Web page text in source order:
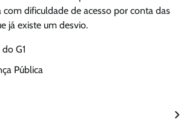
com dificuldade de acesso por conta das
já existe um desvio.
G1
Pública